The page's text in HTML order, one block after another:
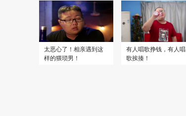
太恶心了！相亲遇到这
样的猥琐男！
有人唱歌挣钱，有人唱
歌挨揍！